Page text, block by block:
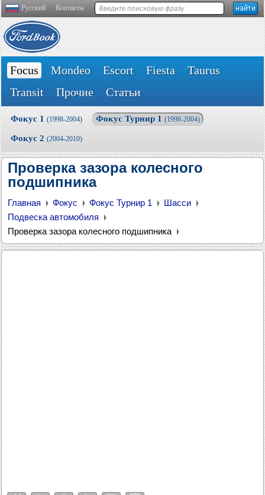
Русский Контакты
Focus Mondeo Escort Fiesta
Taurus
Transit
Прочие Статьи
Фокус 1 (1998-2004) Фокус Турнир 1 (1998-2004)
Фокус 2 (2004-2010)
Проверка зазора колесного
подшипника
Главная Фокус Фокус Турнир 1
Шасси
Подвеска автомобиля
Проверка зазора колесного подшипника